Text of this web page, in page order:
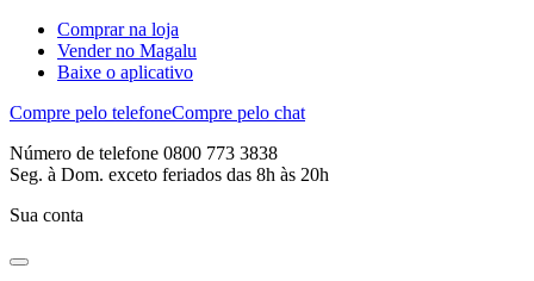
Comprar na loja
Vender no Magalu
Baixe o aplicativo
Compre pelo telefoneCompre pelo chat
Número de telefone 0800 773 3838
Seg. à Dom. exceto feriados das 8h às 20h
Sua conta